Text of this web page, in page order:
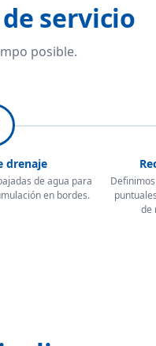
servicio
posible.
drenaje
de agua para
en bordes.
de